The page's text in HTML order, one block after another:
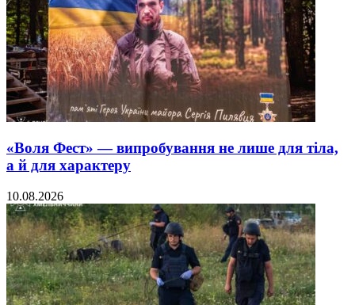
«Воля Фест» — випробування не лише для тіла,
а й для характеру
10.08.2026